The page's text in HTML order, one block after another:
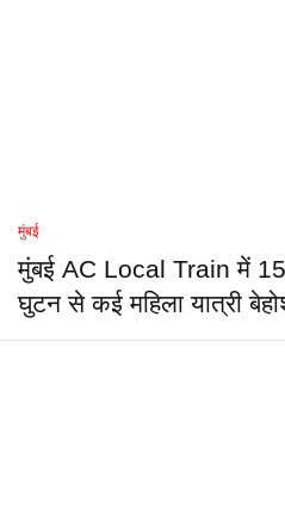
मुंबई
मुंबई AC Local Train में
घुटन से कई महिला यात्री